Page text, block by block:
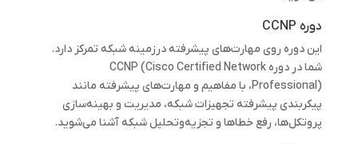
دوره CCNP
این دوره روی مهارت‌های پیشرفته درزمینه شبکه تمرکز دارد.
شما در دوره CCNP (Cisco Certified Network
Professional)، با مفاهیم و مهارت‌های پیشرفته مانند
پیکربندی پیشرفته تجهیزات شبکه، مدیریت و بهینه‌سازی
پروتکل‌ها، رفع خطاها و تجزیه‌وتحلیل شبکه آشنا می‌شوید.